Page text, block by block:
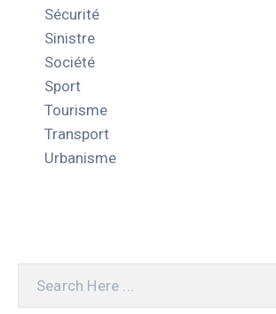
Sécurité
Sinistre
Société
Sport
Tourisme
Transport
Urbanisme